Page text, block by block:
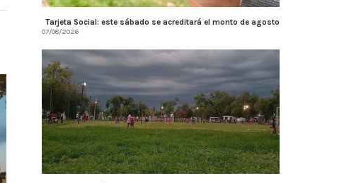
Tarjeta Social: este sábado se acreditará el monto de agosto
07/08/2026